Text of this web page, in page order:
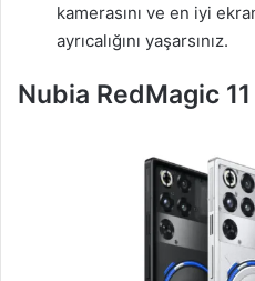
kamerasını ve en iyi
ayrıcalığını yaşarsınız.
Nubia RedMagic